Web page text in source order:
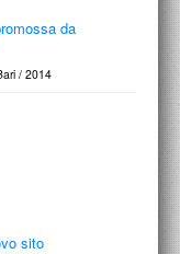
da
/ 2014
sito